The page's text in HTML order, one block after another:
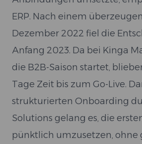
ERP. Nach einem
Dezember 2022 fiel die
Anfang 2023. Da bei Kinga
die B2B-Saison startet,
Tage Zeit bis zum Go-Live.
strukturierten Onboarding
Solutions gelang es, die
pünktlich umzusetzen, ohne